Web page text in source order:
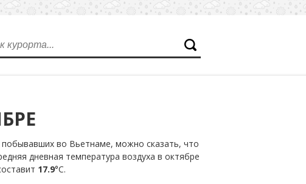
во Вьетнаме, можно сказать, что
дневная температура воздуха в октябре
17.9°С.